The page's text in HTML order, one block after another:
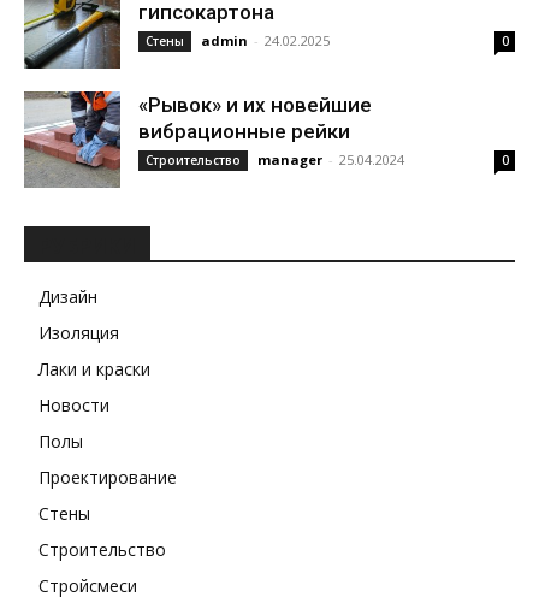
гипсокартона
Стены admin - 24.02.2025 0
«Рывок» и их новейшие
вибрационные рейки
Строительство manager - 25.04.2024 0
Дизайн
Изоляция
Лаки и краски
Новости
Полы
Проектирование
Стены
Строительство
Стройсмеси